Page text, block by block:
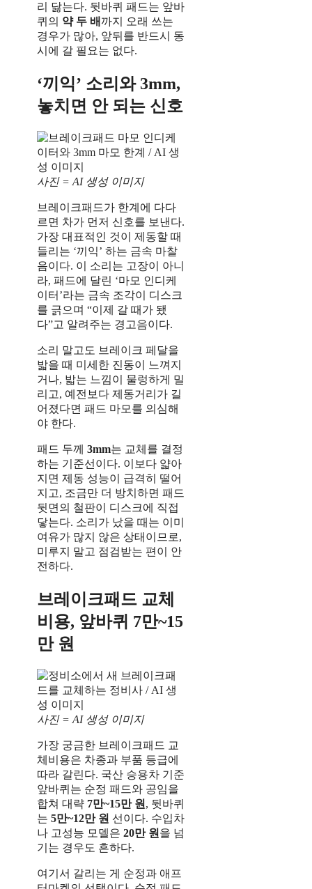
리 닳는다. 뒷바퀴 패드는 앞바
퀴의 약 두 배 까지 오래 쓰는
경우가 많아, 앞뒤를 반드시 동
시에 갈 필요는 없다.
‘끼익’ 소리와 3mm,
놓치면 안 되는 신호
사진 = AI 생성 이미지
브레이크패드가 한계에 다다
르면 차가 먼저 신호를 보낸다.
가장 대표적인 것이 제동할 때
들리는 ‘끼익’ 하는 금속 마찰
음이다. 이 소리는 고장이 아니
라, 패드에 달린 ‘마모 인디케
이터’라는 금속 조각이 디스크
를 긁으며 “이제 갈 때가 됐
다”고 알려주는 경고음이다.
소리 말고도 브레이크 페달을
밟을 때 미세한 진동이 느껴지
거나, 밟는 느낌이 물렁하게 밀
리고, 예전보다 제동거리가 길
어졌다면 패드 마모를 의심해
야 한다.
패드 두께 3mm는 교체를 결정
하는 기준선이다. 이보다 얇아
지면 제동 성능이 급격히 떨어
지고, 조금만 더 방치하면 패드
뒷면의 철판이 디스크에 직접
닿는다. 소리가 났을 때는 이미
여유가 많지 않은 상태이므로,
미루지 말고 점검받는 편이 안
전하다.
브레이크패드 교체
비용, 앞바퀴 7만~15
만 원
사진 = AI 생성 이미지
가장 궁금한 브레이크패드 교
체비용은 차종과 부품 등급에
따라 갈린다. 국산 승용차 기준
앞바퀴는 순정 패드와 공임을
합쳐 대략 7만~15만 원 , 뒷바퀴
는 5만~12만 원 선이다. 수입차
나 고성능 모델은 20만 원 을 넘
기는 경우도 흔하다.
여기서 갈리는 게 순정과 애프